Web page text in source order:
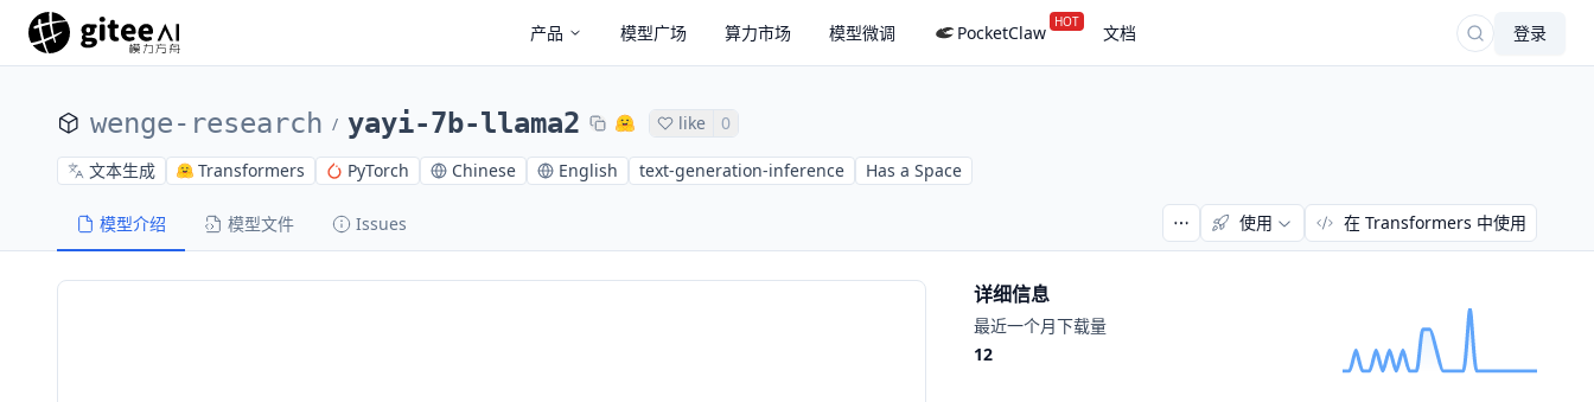
产品 模型广场 算力市场 模型微调 PocketClaw HOT 文档 登录
wenge-research / yayi-7b-llama2 like 0
文本生成 Transformers PyTorch Chinese English text-generation-inference Has a Space
模型介绍 模型文件 Issues 使用 在 Transformers 中使用
详细信息
最近一个月下载量
12